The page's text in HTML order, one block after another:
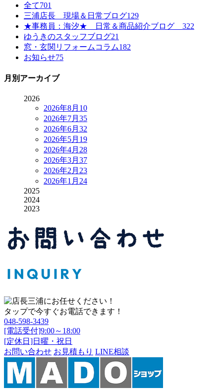
全て701
三浦店長 現場＆日常ブログ129
★事務員：海汐★ 日常＆商品紹介ブログ 322
ゆうきのスタッフブログ21
窓・玄関リフォームコラム182
お知らせ75
月別アーカイブ
2026
2026年8月 10
2026年7月 35
2026年6月 32
2026年5月 19
2026年4月 28
2026年3月 37
2026年2月 23
2026年1月 24
2025
2024
2023
タップで今すぐお電話できます！
048-598-3439
[電話受付]9:00～18:00
[定休日]日曜・祝日
お問い合わせ お見積もり LINE相談